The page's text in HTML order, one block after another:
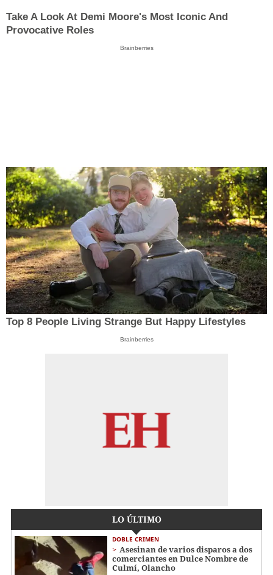
Take A Look At Demi Moore's Most Iconic And
Provocative Roles
Brainberries
Top 8 People Living Strange But Happy Lifestyles
Brainberries
LO ÚLTIMO
DOBLE CRIMEN
Asesinan de varios disparos a dos
comerciantes en Dulce Nombre de
Culmí, Olancho